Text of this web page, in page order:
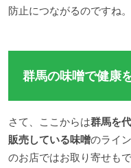
防止につながるのですね。
群馬の味噌で健康
さて、ここからは群馬を
販売している味噌のライ
のお店ではお取り寄せも